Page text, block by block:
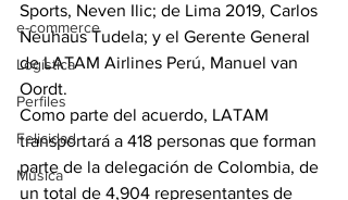
e-commerce
Logística
Perfiles
Felicidad
Música
Sports, Neven Ilic; de Lima 2019, Carlos
Neuhaus Tudela; y el Gerente General
de LATAM Airlines Perú, Manuel van
Oordt.
Como parte del acuerdo, LATAM
transportará a 418 personas que forman
parte de la delegación de Colombia, de
un total de 4,904 representantes de